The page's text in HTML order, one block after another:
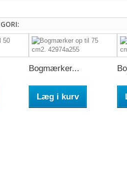
Bogmærker...
Læg i kurv